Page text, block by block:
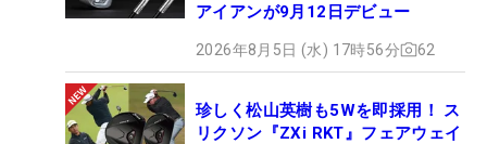
アイアンが9月12日デビュー
2026年8月5日 (水) 17時56分 62
珍しく松山英樹も5Wを即採用！ ス
リクソン『ZXi RKT』フェアウェイ